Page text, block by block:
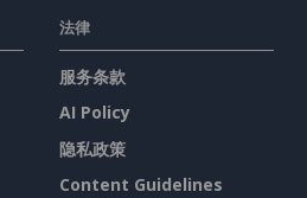
法律
服务条款
AI Policy
隐私政策
Content Guidelines